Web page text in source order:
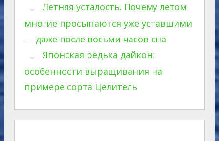
Летняя усталость. Почему летом
многие просыпаются уже уставшими
— даже после восьми часов сна
Японская редька дайкон:
особенности выращивания на
примере сорта Целитель